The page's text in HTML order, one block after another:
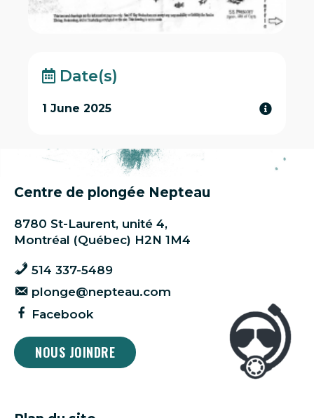
Date(s)
1 June 2025
Centre de plongée Nepteau
8780 St-Laurent, unité 4,
Montréal (Québec) H2N 1M4
514 337-5489
plonge@nepteau.com
Facebook
NOUS JOINDRE